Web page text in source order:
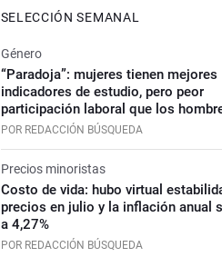
SELECCIÓN SEMANAL
Género
“Paradoja”: mujeres tienen mejores
indicadores de estudio, pero peor
participación laboral que los
POR REDACCIÓN BÚSQUEDA
Precios minoristas
Costo de vida: hubo virtual
precios en julio y la inflación anual
a 4,27%
POR REDACCIÓN BÚSQUEDA